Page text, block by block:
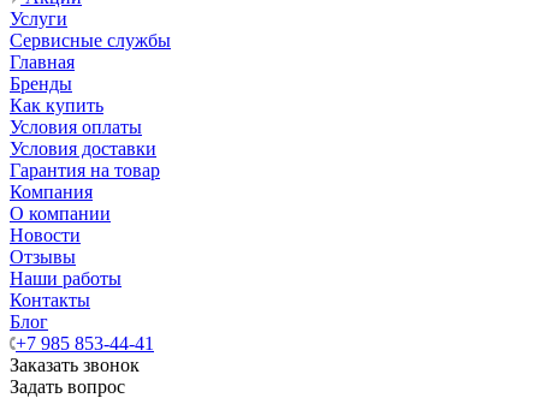
Услуги
Сервисные службы
Главная
Бренды
Как купить
Условия оплаты
Условия доставки
Гарантия на товар
Компания
О компании
Новости
Отзывы
Наши работы
Контакты
Блог
+7 985 853-44-41
Заказать звонок
Задать вопрос